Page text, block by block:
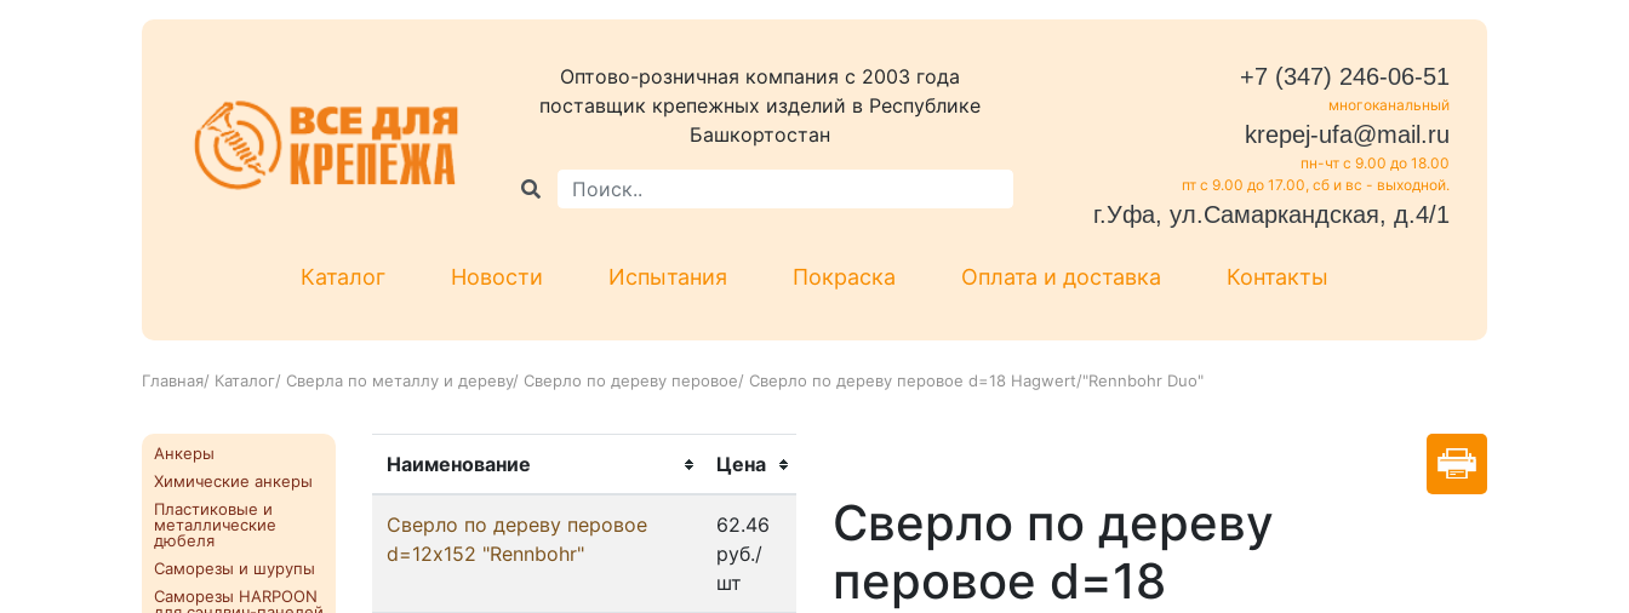
Оптово-розничная компания c 2003 года
поставщик крепежных изделий в Республике
Башкортостан
+7 (347) 246-06-51
многоканальный
krepej-ufa@mail.ru
пн-чт с 9.00 до 18.00
пт с 9.00 до 17.00, сб и вс - выходной.
г.Уфа, ул.Самаркандская, д.4/1
Каталог Новости Испытания Покраска Оплата и доставка Контакты
Главная/ Каталог/ Сверла по металлу и дереву/ Сверло по дереву перовое/ Сверло по дереву перовое d=18 Hagwert/"Rennbohr Duo"
Анкеры
Химические анкеры
Пластиковые и
металлические
дюбеля
Саморезы и шурупы
Саморезы HARPOON
Наименование Цена
Сверло по дереву перовое
d=12х152 "Rennbohr"
62.46
руб./
шт
Сверло по дереву
перовое d=18